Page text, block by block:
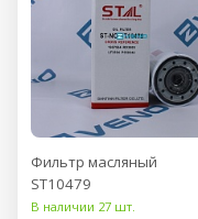
Фильтр масляный
ST10479
В наличии 27 шт.